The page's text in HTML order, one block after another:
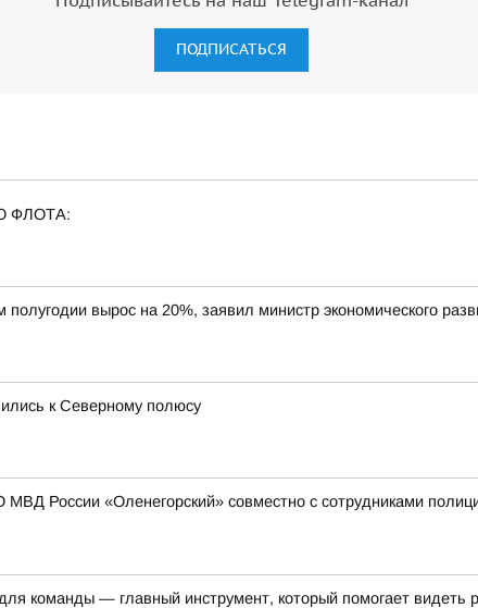
ПОДПИСАТЬСЯ
ФЛОТА:
вырос на 20%, заявил министр экономического
к Северному полюсу
России «Оленегорский» совместно с сотрудниками
команды — главный инструмент, который помогает видеть